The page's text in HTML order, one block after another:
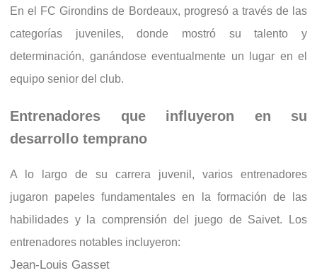
En el FC Girondins de Bordeaux, progresó a través de las
categorías juveniles, donde mostró su talento y
determinación, ganándose eventualmente un lugar en el
equipo senior del club.
Entrenadores que influyeron en su
desarrollo temprano
A lo largo de su carrera juvenil, varios entrenadores
jugaron papeles fundamentales en la formación de las
habilidades y la comprensión del juego de Saivet. Los
entrenadores notables incluyeron:
Jean-Louis Gasset